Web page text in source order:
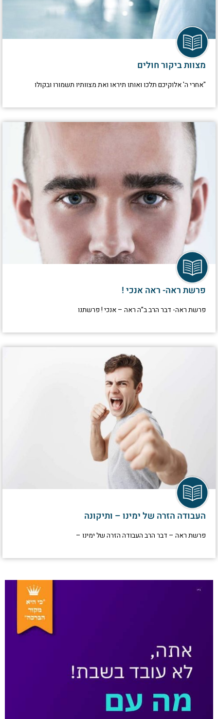
מצוות ביקור חולים
"אחרי ה' אלוקיכם תלכו ואותו תיראו ואת מצוותיו תשמורו ובקולו
פרשת ראה- ראה אנכי !
פרשת ראה- דבר הרב ב”ה ראה – אנכי ! פרשתנו
העבודה הזרה של ימינו – ותיקונה
פרשת ראה – דבר הרב העבודה הזרה של ימינו –